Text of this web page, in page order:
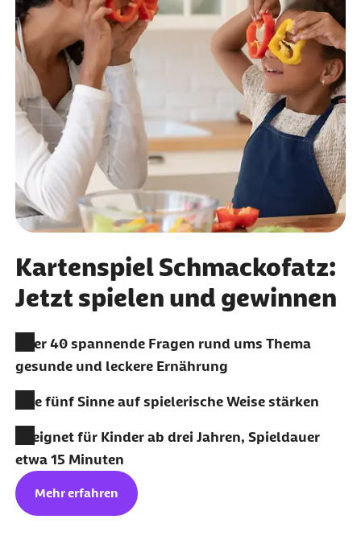
Kartenspiel Schmackofatz:
Jetzt spielen und gewinnen
Über 40 spannende Fragen rund ums Thema
gesunde und leckere Ernährung
Alle fünf Sinne auf spielerische Weise stärken
Geeignet für Kinder ab drei Jahren, Spieldauer
etwa 15 Minuten
Mehr erfahren